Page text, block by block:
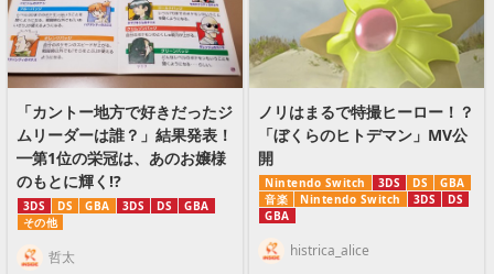
「カントー地方で好きだったジ
ムリーダーは誰？」結果発表！
━第1位の栄冠は、あのお嬢様
のもとに輝く!?
3DS DS GBA 3DS DS
GBA
その他
哲太
ノリはまるで特撮ヒーロー！？
「ぼくらのヒトデマン」MV公
開
Nintendo Switch 3DS DS
GBA
音楽
Nintendo Switch 3DS
DS
GBA
histrica_alice